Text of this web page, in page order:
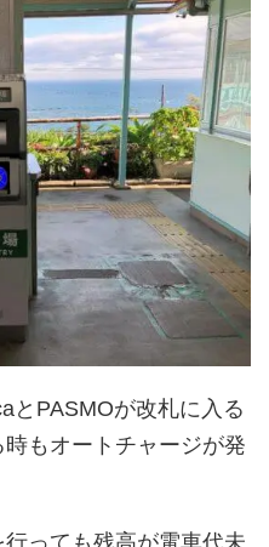
とPASMOが改札に入る
もオートチャージが発
っても残高が電車代未